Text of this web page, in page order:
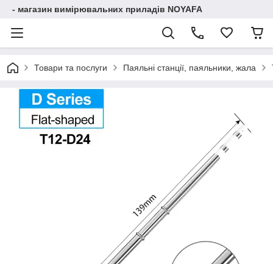
- магазин вимірювальних приладів NOYAFA
Товари та послуги Паяльні станції, паяльники, жала